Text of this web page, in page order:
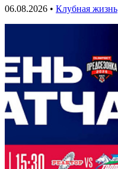
06.08.2026 • Клубная жизнь